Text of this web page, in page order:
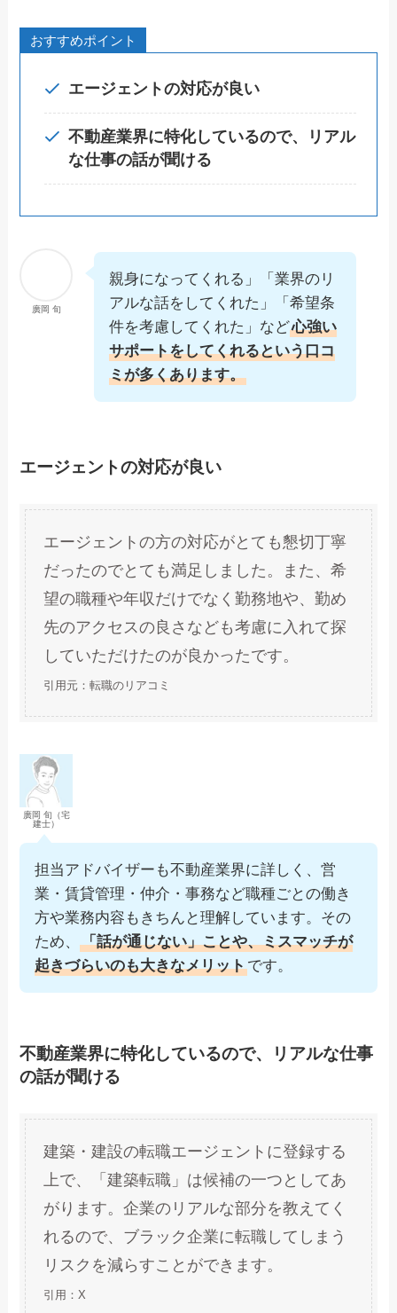
おすすめポイント
エージェントの対応が良い
不動産業界に特化しているので、リアル
な仕事の話が聞ける
廣岡 旬
親身になってくれる」「業界のリ
アルな話をしてくれた」「希望条
件を考慮してくれた」など心強い
サポートをしてくれるという口コ
ミが多くあります。
エージェントの対応が良い
エージェントの方の対応がとても懇切丁寧
だったのでとても満足しました。また、希
望の職種や年収だけでなく勤務地や、勤め
先のアクセスの良さなども考慮に入れて探
していただけたのが良かったです。
引用元：転職のリアコミ
廣岡 旬（宅
建士）
担当アドバイザーも不動産業界に詳しく、営
業・賃貸管理・仲介・事務など職種ごとの働き
方や業務内容もきちんと理解しています。その
ため、「話が通じない」ことや、ミスマッチが
起きづらいのも大きなメリットです。
不動産業界に特化しているので、リアルな仕事
の話が聞ける
建築・建設の転職エージェントに登録する
上で、「建築転職」は候補の一つとしてあ
がります。企業のリアルな部分を教えてく
れるので、ブラック企業に転職してしまう
リスクを減らすことができます。
引用：X